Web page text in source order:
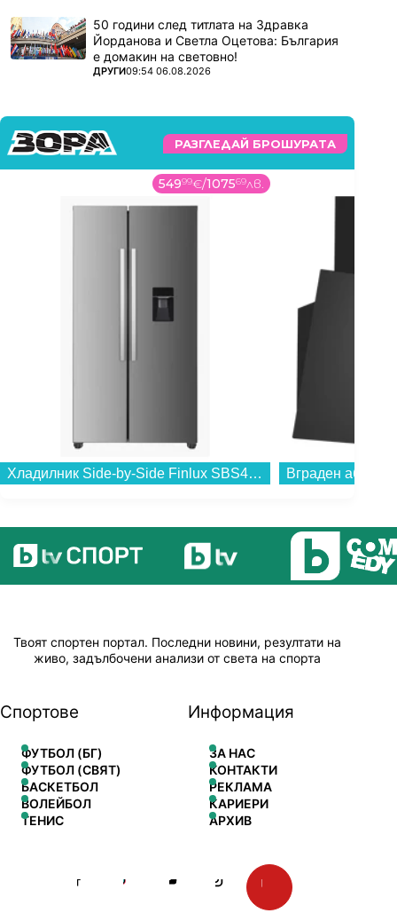
50 години след титлата на Здравка
Йорданова и Светла Оцетова: България
е домакин на световно!
ПОВЕЧЕ ОТ
ДРУГИ09:54 06.08.2026
РАЗГЛЕДАЙ БРОШУРАТА
54999€/107569лв.
Хладилник Side-by-Side Finlux SBS441ЕDIX , 439 l, E , No Frost , Инокс...
Твоят спортен портал. Последни новини, резултати на
живо, задълбочени анализи от света на спорта
Спортове
ФУТБОЛ (БГ)
ФУТБОЛ (СВЯТ)
БАСКЕТБОЛ
ВОЛЕЙБОЛ
ТЕНИС
Информация
ЗА НАС
КОНТАКТИ
РЕКЛАМА
КАРИЕРИ
АРХИВ